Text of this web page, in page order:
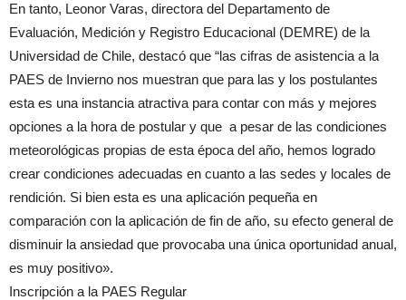
En tanto, Leonor Varas, directora del Departamento de
Evaluación, Medición y Registro Educacional (DEMRE) de la
Universidad de Chile, destacó que “las cifras de asistencia a la
PAES de Invierno nos muestran que para las y los postulantes
esta es una instancia atractiva para contar con más y mejores
opciones a la hora de postular y que a pesar de las condiciones
meteorológicas propias de esta época del año, hemos logrado
crear condiciones adecuadas en cuanto a las sedes y locales de
rendición. Si bien esta es una aplicación pequeña en
comparación con la aplicación de fin de año, su efecto general de
disminuir la ansiedad que provocaba una única oportunidad anual,
es muy positivo».
Inscripción a la PAES Regular